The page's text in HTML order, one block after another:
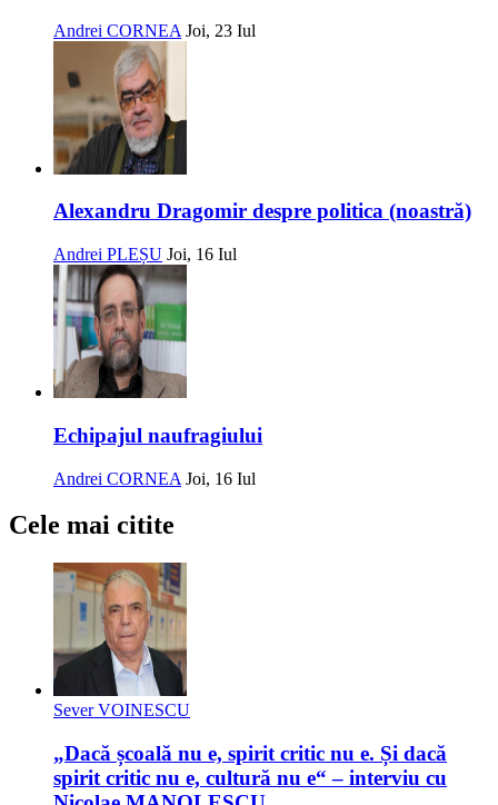
Andrei CORNEA Joi, 23 Iul
Alexandru Dragomir despre politica (noastră)
Andrei PLEȘU Joi, 16 Iul
Echipajul naufragiului
Andrei CORNEA Joi, 16 Iul
Cele mai citite
Sever VOINESCU
„Dacă școală nu e, spirit critic nu e. Și dacă
spirit critic nu e, cultură nu e“ – interviu cu